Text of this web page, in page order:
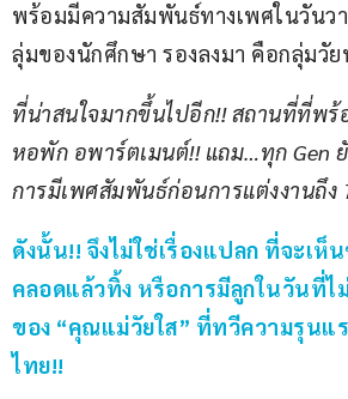
พร้อมมีความสัมพันธ์ทางเพศในวันว
ลุ่มของนักศึกษา รองลงมา คือกลุ่มวัย
ที่น่าสนใจมากขึ้นไปอีก!! สถานที่ที่พร้
หอพัก อพาร์ตเมนต์!! แถม…ทุก Gen
การมีเพศสัมพันธ์ก่อนการแต่งงานถึง
ดังนั้น!! จึงไม่ใช่เรื่องแปลก ที่จะเห็
คลอดแล้วทิ้ง หรือการมีลูกในวันที่
ของ “คุณแม่วัยใส” ที่ทวีความรุนแ
ไทย!!